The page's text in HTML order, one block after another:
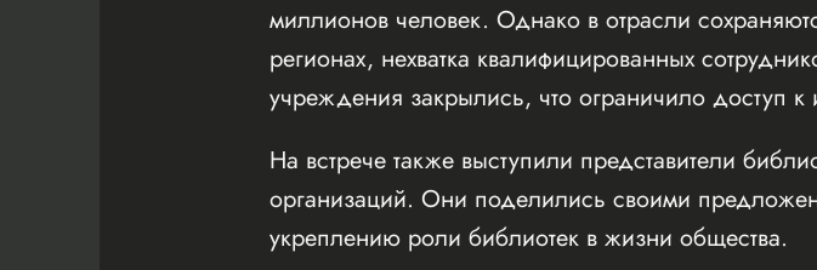
миллионов человек. Однако в отрасли
регионах, нехватка квалифицированных
учреждения закрылись, что ограничило доступ к
На встрече также выступили представители
организаций. Они поделились своими
укреплению роли библиотек в жизни общества.